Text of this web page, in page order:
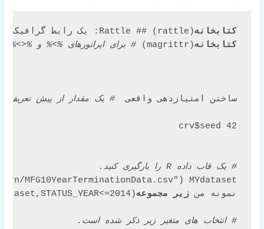
کتابخانه(rattle) ## Rattle: یک رابط گرافیکی رایگان برای داده کاوی با R. ## نسخه 4.0.5 حق چاپ (c) 2006-2015 Togaware Pty Ltd. داده ها
کتابخانه(magrittr) # برای اپراتورهای %>% و %<>%.
ساختن امتیازدهی واقعی # یک مقدار از پیش تعریف
# یک قاب داده R را بارگیری کنید.
MFG10YearTerminationData.csv" ) MYdataset
نمونه من زیر مجموعه(MYdataset,STATUS_YEAR<=2014) MYvalidate NULL MYtest
# انتخاب های متغیر زیر ذکر شده است.